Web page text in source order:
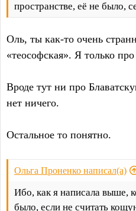
пространстве, её не было,
Оль, ты как-то очень
«теософская». Я только
Вроде тут ни про
нет ничего.
Остальное то понятно.
Ольга Проненко написал(а)
Ибо, как я написала выше,
было, если не считать